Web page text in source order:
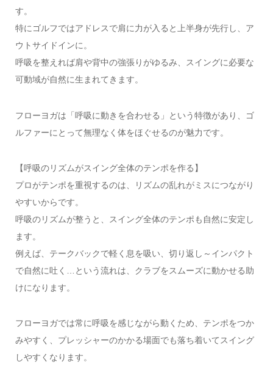
す。
特にゴルフではアドレスで肩に力が入ると上半身が先行し、ア
ウトサイドインに。
呼吸を整えれば肩や背中の強張りがゆるみ、スイングに必要な
可動域が自然に生まれてきます。
フローヨガは「呼吸に動きを合わせる」という特徴があり、ゴ
ルファーにとって無理なく体をほぐせるのが魅力です。
【呼吸のリズムがスイング全体のテンポを作る】
プロがテンポを重視するのは、リズムの乱れがミスにつながり
やすいからです。
呼吸のリズムが整うと、スイング全体のテンポも自然に安定し
ます。
例えば、テークバックで軽く息を吸い、切り返し～インパクト
で自然に吐く…という流れは、クラブをスムーズに動かせる助
けになります。
フローヨガでは常に呼吸を感じながら動くため、テンポをつか
みやすく、プレッシャーのかかる場面でも落ち着いてスイング
しやすくなります。